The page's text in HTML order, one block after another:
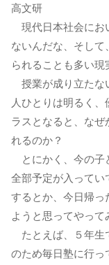
高文研
現代日本社会にお
ないんだな、そし
られることも多い現
授業が成り立たな
人ひとりは明るく
ラスとなると、な
れるのか？
とにかく、今の子
全部予定が入ってい
するとか、今日帰っ
ようと思ってやって
たとえば、５年生
のため毎日塾に行っ